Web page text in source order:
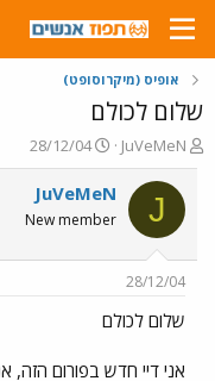
אופיס (מיקרוסופט)
שלום לכולם
פ
ו
ת
ח
ה
ש
א
JuVeMeN
פ
ו
ר
ם
28/12/04
J
JuVeMeN
New member
28/12/04
שלום לכולם